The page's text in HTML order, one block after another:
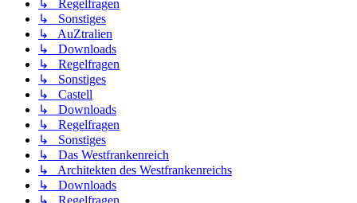
↳ Regelfragen
↳ Sonstiges
↳ AuZtralien
↳ Downloads
↳ Regelfragen
↳ Sonstiges
↳ Castell
↳ Downloads
↳ Regelfragen
↳ Sonstiges
↳ Das Westfrankenreich
↳ Architekten des Westfrankenreichs
↳ Downloads
↳ Regelfragen